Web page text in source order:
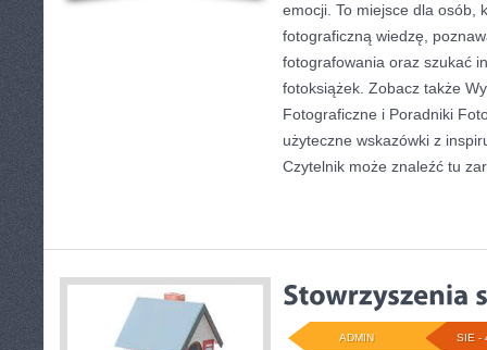
emocji. To miejsce dla osób,
fotograficzną wiedzę,
fotografowania oraz szukać
fotoksiążek. Zobacz także
Fotograficzne i Poradniki
użyteczne wskazówki z
Czytelnik może znaleźć tu
SIE -
ADMIN